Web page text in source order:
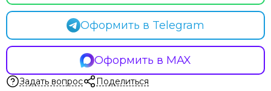
Оформить в Telegram
Оформить в MAX
Задать вопрос Поделиться